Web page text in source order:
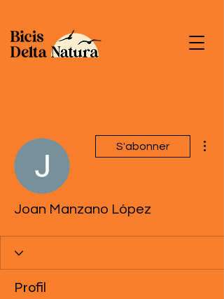
S'abonner
Joan Manzano López
Profil